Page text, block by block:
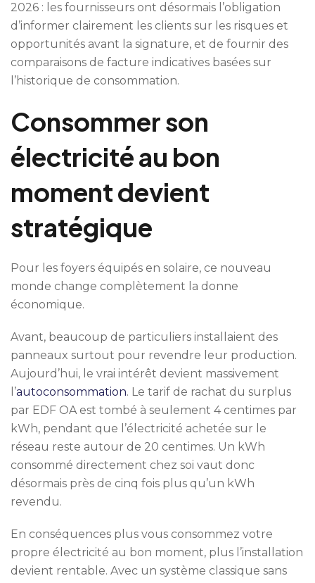
2026 : les fournisseurs ont désormais l’obligation
d’informer clairement les clients sur les risques et
opportunités avant la signature, et de fournir des
comparaisons de facture indicatives basées sur
l’historique de consommation.
Consommer son
électricité au bon
moment devient
stratégique
Pour les foyers équipés en solaire, ce nouveau
monde change complètement la donne
économique.
Avant, beaucoup de particuliers installaient des
panneaux surtout pour revendre leur production.
Aujourd’hui, le vrai intérêt devient massivement
l’autoconsommation. Le tarif de rachat du surplus
par EDF OA est tombé à seulement 4 centimes par
kWh, pendant que l’électricité achetée sur le
réseau reste autour de 20 centimes. Un kWh
consommé directement chez soi vaut donc
désormais près de cinq fois plus qu’un kWh
revendu.
En conséquences plus vous consommez votre
propre électricité au bon moment, plus l’installation
devient rentable. Avec un système classique sans